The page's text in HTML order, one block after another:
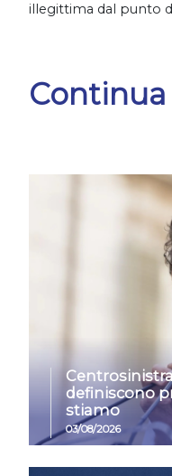
illegittima dal punto
definiscono
stiamo
03/08/2026